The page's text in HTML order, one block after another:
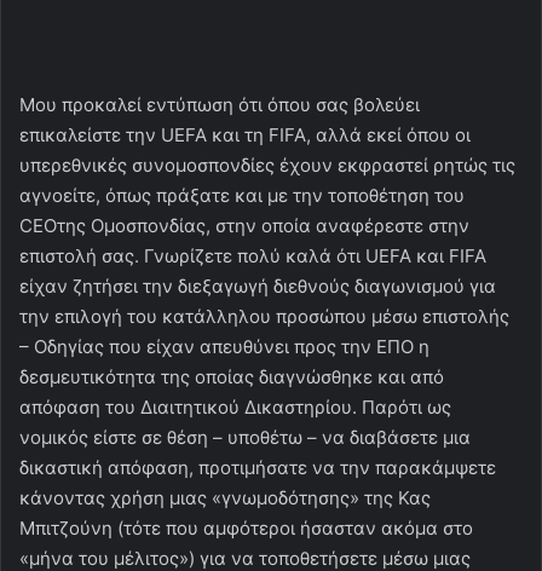
Μου προκαλεί εντύπωση ότι όπου σας βολεύει
επικαλείστε την UEFA και τη FIFA, αλλά εκεί όπου οι
υπερεθνικές συνομοσπονδίες έχουν εκφραστεί ρητώς τις
αγνοείτε, όπως πράξατε και με την τοποθέτηση του
CEOτης Ομοσπονδίας, στην οποία αναφέρεστε στην
επιστολή σας. Γνωρίζετε πολύ καλά ότι UEFA και FIFA
είχαν ζητήσει την διεξαγωγή διεθνούς διαγωνισμού για
την επιλογή του κατάλληλου προσώπου μέσω επιστολής
– Οδηγίας που είχαν απευθύνει προς την ΕΠΟ η
δεσμευτικότητα της οποίας διαγνώσθηκε και από
απόφαση του Διαιτητικού Δικαστηρίου. Παρότι ως
νομικός είστε σε θέση – υποθέτω – να διαβάσετε μια
δικαστική απόφαση, προτιμήσατε να την παρακάμψετε
κάνοντας χρήση μιας «γνωμοδότησης» της Κας
Μπιτζούνη (τότε που αμφότεροι ήσασταν ακόμα στο
«μήνα του μέλιτος») για να τοποθετήσετε μέσω μιας